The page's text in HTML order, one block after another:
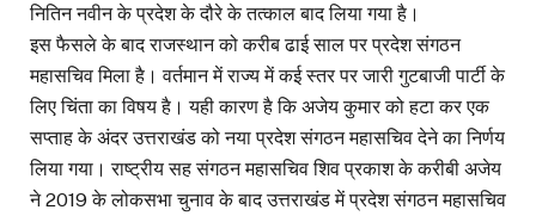
नितिन नवीन के प्रदेश के दौरे के तत्काल बाद लिया गया है।
इस फैसले के बाद राजस्थान को करीब ढाई साल पर प्रदेश संगठन
महासचिव मिला है। वर्तमान में राज्य में कई स्तर पर जारी गुटबाजी पार्टी के
लिए चिंता का विषय है। यही कारण है कि अजेय कुमार को हटा कर एक
सप्ताह के अंदर उत्तराखंड को नया प्रदेश संगठन महासचिव देने का निर्णय
लिया गया। राष्ट्रीय सह संगठन महासचिव शिव प्रकाश के करीबी अजेय
ने 2019 के लोकसभा चुनाव के बाद उत्तराखंड में प्रदेश संगठन महासचिव